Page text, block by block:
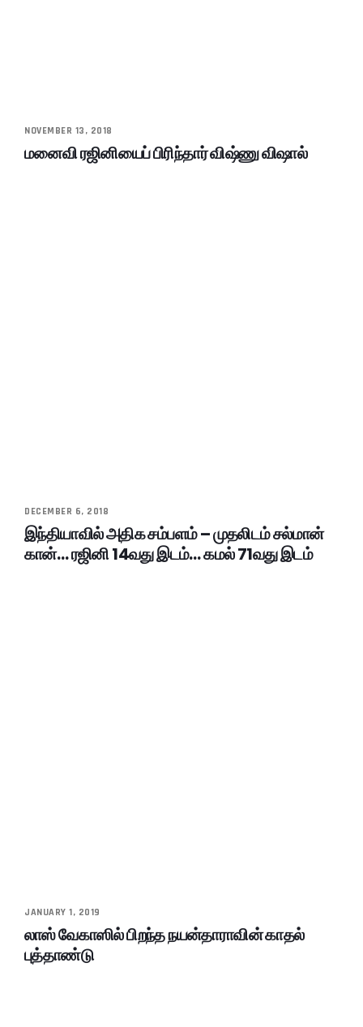
NOVEMBER 13, 2018
மனைவி ரஜினியைப் பிரிந்தார் விஷ்ணு விஷால்
DECEMBER 6, 2018
இந்தியாவில் அதிக சம்பளம் – முதலிடம் சல்மான்
கான்… ரஜினி 14வது இடம்… கமல் 71வது இடம்
JANUARY 1, 2019
லாஸ் வேகாஸில் பிறந்த நயன்தாராவின் காதல்
புத்தாண்டு